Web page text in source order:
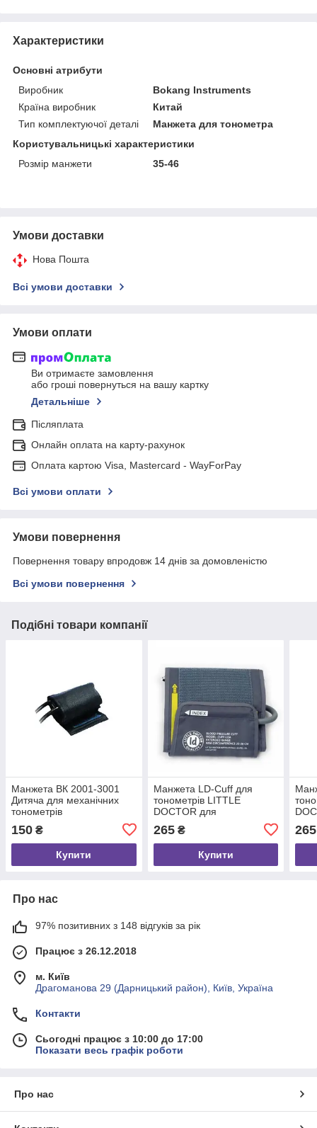
Характеристики
Основні атрибути
Виробник
Bokang Instruments
Країна виробник
Китай
Тип комплектуючої деталі
Манжета для тонометра
Користувальницькі характеристики
Розмір манжети
35-46
Умови доставки
Нова Пошта
Всі умови доставки
Умови оплати
Ви отримаєте замовлення
або гроші повернуться на вашу картку
Детальніше
Післяплата
Онлайн оплата на карту-рахунок
Оплата картою Visa, Mastercard - WayForPay
Всі умови оплати
Умови повернення
Повернення товару впродовж 14 днів за домовленістю
Всі умови повернення
Подібні товари компанії
Манжета ВК 2001-3001
Дитяча для механічних
тонометрів
150 ₴
Купити
Манжета LD-Cuff для
тонометрів LITTLE
DOCTOR для
см), 2 трубки C2N
265₴
Купити
см),
265
Про нас
97% позитивних з 148 відгуків за рік
Працює з 26.12.2018
м. Київ
Драгоманова 29 (Дарницький район), Київ, Україна
Контакти
Сьогодні працює з 10:00 до 17:00
Показати весь графік роботи
Про нас